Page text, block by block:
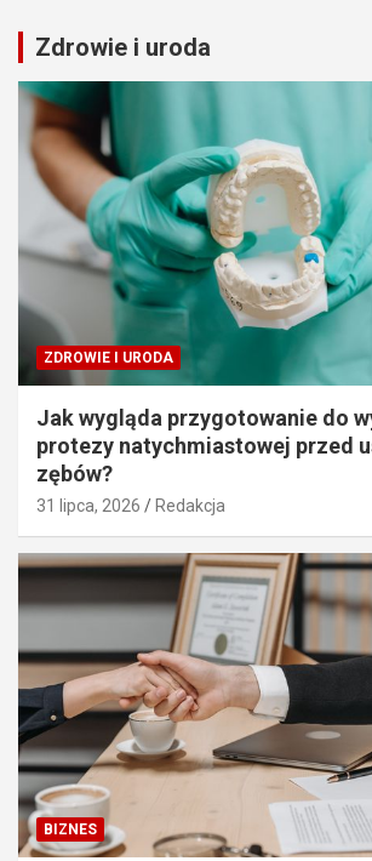
Zdrowie i uroda
ZDROWIE I URODA
Jak wygląda przygotowanie do
protezy natychmiastowej przed
zębów?
31 lipca, 2026 Redakcja
BIZNES